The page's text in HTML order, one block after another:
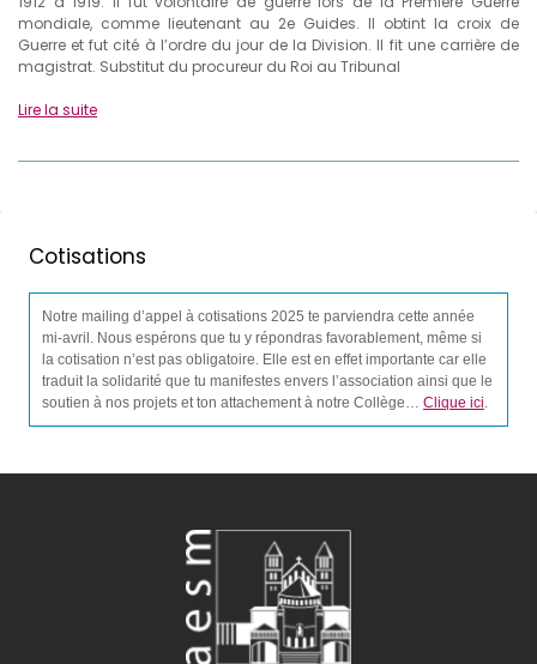
mondiale, comme lieutenant au 2e Guides. Il obtint la croix de
Guerre et fut cité à l’ordre du jour de la Division. Il fit une carrière de
magistrat. Substitut du procureur du Roi au Tribunal
Lire la suite
Cotisations
Notre mailing d’appel à cotisations 2025 te parviendra cette année
mi-avril. Nous espérons que tu y répondras favorablement, même si
la cotisation n’est pas obligatoire. Elle est en effet importante car elle
traduit la solidarité que tu manifestes envers l’association ainsi que le
soutien à nos projets et ton attachement à notre Collège… Clique ici.